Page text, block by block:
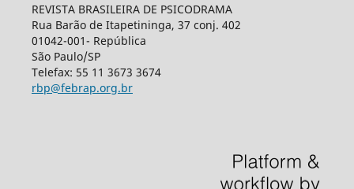
REVISTA BRASILEIRA DE PSICODRAMA
Rua Barão de Itapetininga, 37 conj. 402
01042-001- República
São Paulo/SP
Telefax: 55 11 3673 3674
rbp@febrap.org.br